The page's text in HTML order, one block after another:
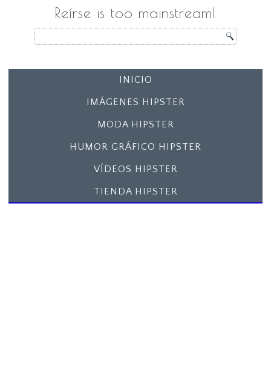
Reírse is too mainstream!
INICIO
IMÁGENES HIPSTER
MODA HIPSTER
HUMOR GRÁFICO HIPSTER
VÍDEOS HIPSTER
TIENDA HIPSTER